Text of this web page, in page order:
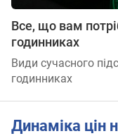
Все, що вам
годинниках
Види сучасного
годинниках
Динаміка цін